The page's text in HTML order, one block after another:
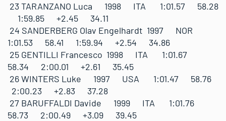
23 TARANZANO Luca 1998 ITA 1:01.57 58.28
1:59.85 +2.45 34.11
24 SANDERBERG Olav Engelhardt 1997 NOR
1:01.53 58.41 1:59.94 +2.54 34.86
25 GENTILLI Francesco 1998 ITA 1:01.67
58.34 2:00.01 +2.61 35.45
26 WINTERS Luke 1997 USA 1:01.47 58.76
2:00.23 +2.83 37.28
27 BARUFFALDI Davide 1999 ITA 1:01.76
58.73 2:00.49 +3.09 39.45